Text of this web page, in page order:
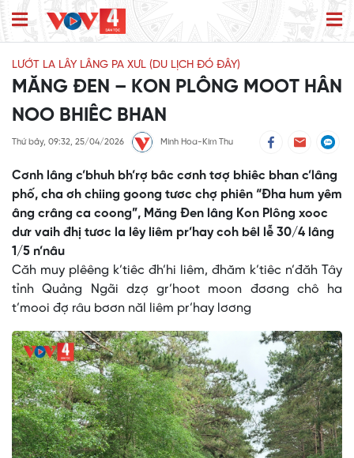
LƯỚT LA LÂY LÂNG PA XƯL (DU LỊCH ĐÓ ĐÂY)
MĂNG ĐEN – KON PLÔNG MOOT HÂN
NOO BHIÊC BHAN
Thứ bảy, 09:32, 25/04/2026 Minh Hoa-Kim Thu
Cơnh lâng c’bhuh bh’rợ bâc cơnh tơợ bhiêc bhan c’lâng
phố, cha ơh chiing goong tươc chợ phiên “Đha hum yêm
âng crâng ca coong”, Măng Đen lâng Kon Plông xooc
dưr vaih đhị tươc la lêy liêm pr’hay coh bêl lễ 30/4 lâng
1/5 n’nâu
Căh muy plêêng k’tiêc đh’hi liêm, đhăm k’tiêc n’đăh Tây
tỉnh Quảng Ngãi dzợ gr’hoot moon đơơng chô ha
t’mooi đợ râu bơơn năl liêm pr’hay lơơng